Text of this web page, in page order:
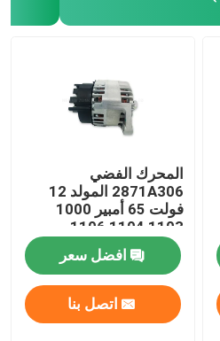
المحرك الفضي
2871A306 المولد 12
فولت 65 أمبير 1000
1103 1104 1106
افضل سعر
اتصل بنا